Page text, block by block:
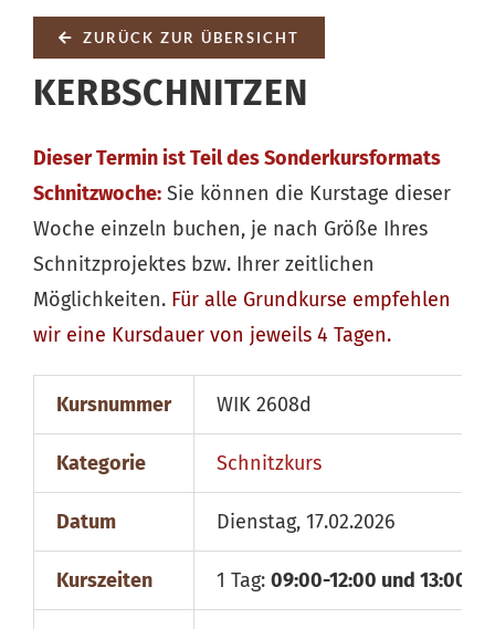
ZURÜCK ZUR ÜBERSICHT
KERBSCHNITZEN
Dieser Termin ist Teil des Sonderkursformats
Schnitzwoche: Sie können die Kurstage dieser
Woche einzeln buchen, je nach Größe Ihres
Schnitzprojektes bzw. Ihrer zeitlichen
Möglichkeiten. Für alle Grundkurse empfehlen
wir eine Kursdauer von jeweils 4 Tagen.
Kursnummer WIK 2608d
Kategorie Schnitzkurs
Datum Dienstag, 17.02.2026
Kurszeiten 1 Tag: 09:00-12:00 und 13:00-